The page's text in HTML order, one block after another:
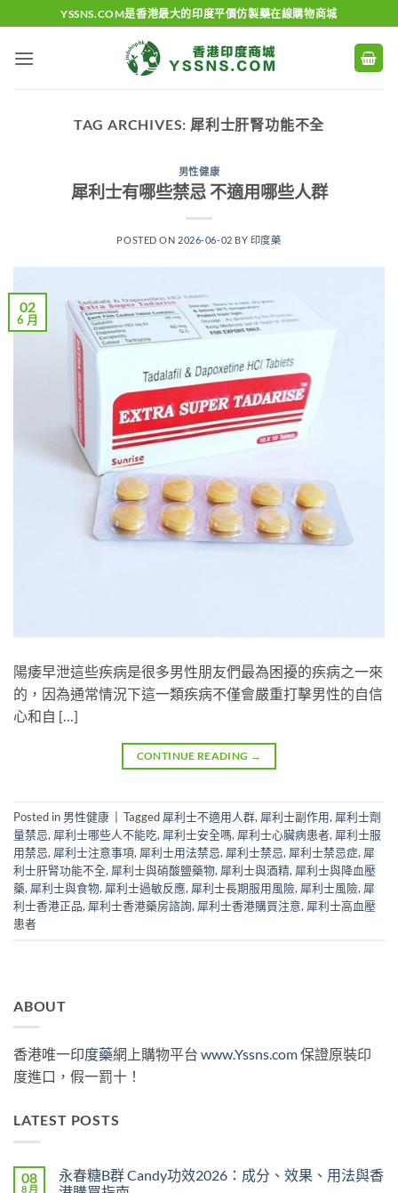
to
content
YSSNS.COM是香港最大的印度平價仿製藥在線購物商城
TAG ARCHIVES: 犀利士肝腎功能不全
男性健康
犀利士有哪些禁忌 不適用哪些人群
POSTED ON 2026-06-02 BY 印度藥
02
6 月
陽痿早泄這些疾病是很多男性朋友們最為困擾的疾病之一來
的，因為通常情況下這一類疾病不僅會嚴重打擊男性的自信
心和自 […]
CONTINUE READING →
Posted in 男性健康 Tagged 犀利士不適用人群, 犀利士副作用, 犀利士劑
量禁忌, 犀利士哪些人不能吃, 犀利士安全嗎, 犀利士心臟病患者, 犀利士服
用禁忌, 犀利士注意事項, 犀利士用法禁忌, 犀利士禁忌, 犀利士禁忌症, 犀
利士肝腎功能不全, 犀利士與硝酸鹽藥物, 犀利士與酒精, 犀利士與降血壓
藥, 犀利士與食物, 犀利士過敏反應, 犀利士長期服用風險, 犀利士風險, 犀
利士香港正品, 犀利士香港藥房諮詢, 犀利士香港購買注意, 犀利士高血壓
患者
ABOUT
香港唯一印度藥網上購物平台 www.Yssns.com保證原裝印
度進口，假一罰十！
LATEST POSTS
08
8 月
永春糖B群 Candy功效2026：成分、效果、用法與香